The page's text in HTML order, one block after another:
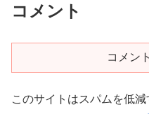
コメント
コメン
このサイトはスパムを低